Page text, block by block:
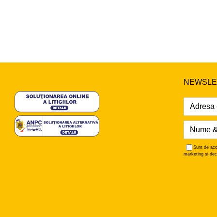
Sunt de
marketing si